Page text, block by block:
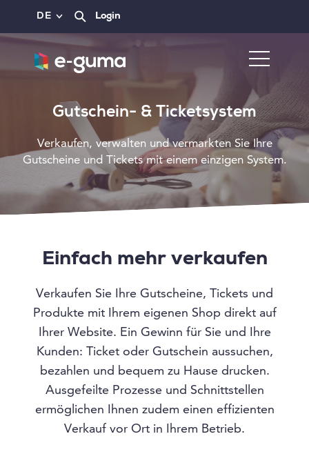
DE Login
Gutschein- & Ticketsystem
Verkaufen, verwalten und vermarkten Sie Ihre
Gutscheine und Tickets mit einem einzigen System.
Einfach mehr verkaufen
Verkaufen Sie Ihre Gutscheine, Tickets und
Produkte mit Ihrem eigenen Shop direkt auf
Ihrer Website. Ein Gewinn für Sie und Ihre
Kunden: Ticket oder Gutschein aussuchen,
bezahlen und bequem zu Hause drucken.
Ausgefeilte Prozesse und Schnittstellen
ermöglichen Ihnen zudem einen effizienten
Verkauf vor Ort in Ihrem Betrieb.